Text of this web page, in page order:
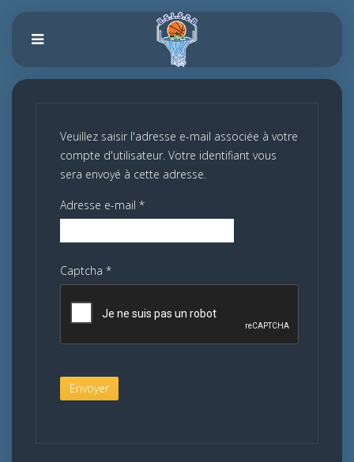
Veuillez saisir l'adresse e-mail associée à votre
compte d'utilisateur. Votre identifiant vous
sera envoyé à cette adresse.
Adresse e-mail *
Captcha *
Envoyer